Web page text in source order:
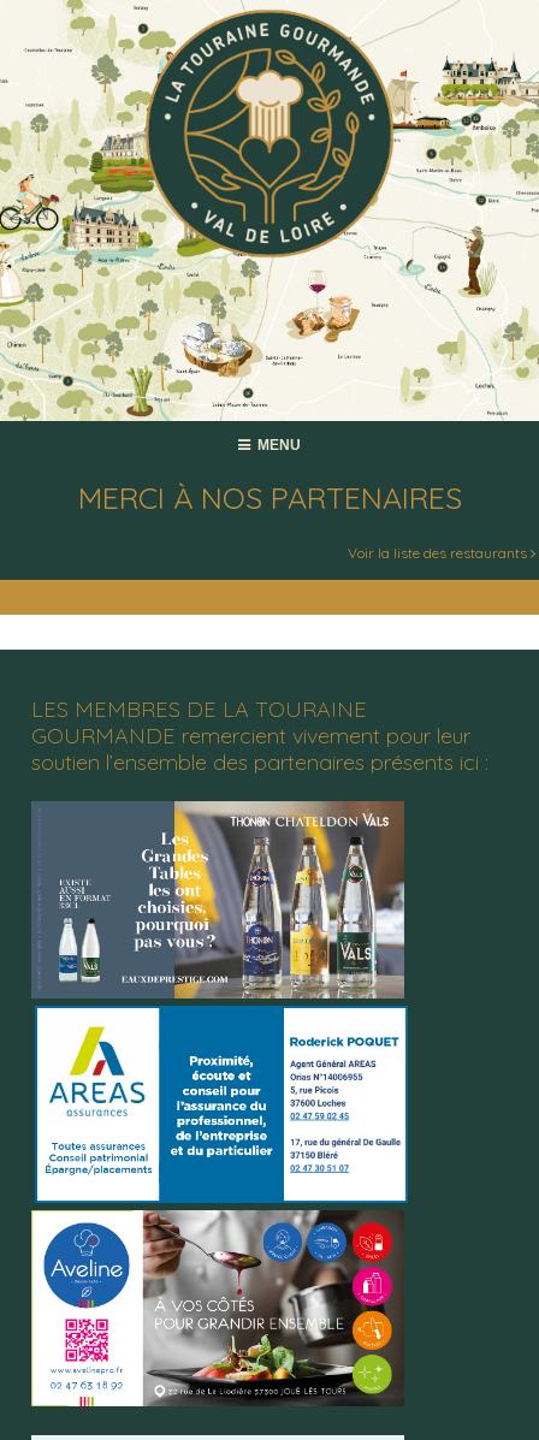
MENU
MERCI À NOS PARTENAIRES
Voir la liste des restaurants
LES MEMBRES DE LA TOURAINE
GOURMANDE remercient vivement pour leur
soutien l’ensemble des partenaires présents ici :